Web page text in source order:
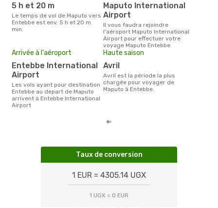
5 h et 20 m
Le temps de vol de Maputo vers
Entebbe est env. 5 h et 20 m
min.
Maputo International
Airport
Il vous faudra rejoindre
l'aéroport Maputo International
Airport pour effectuer votre
voyage Maputo Entebbe.
Arrivée à l'aéroport
Entebbe International
Airport
Les vols ayant pour destination
Entebbe au depart de Maputo
arrivent à Entebbe International
Airport
Haute saison
avril
avril est la période la plus
chargée pour voyager de
Maputo à Entebbe.
Taux de conversion
1 EUR = 4305.14 UGX
1 UGX = 0 EUR